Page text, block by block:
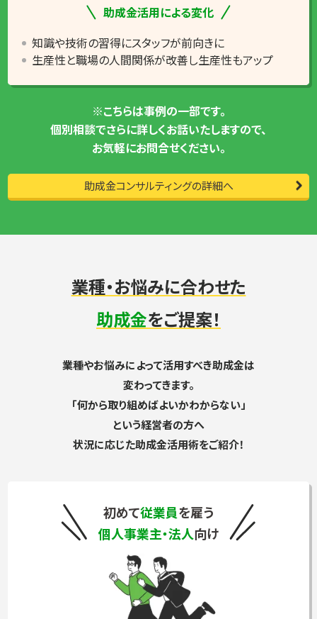
助成金活用による変化
知識や技術の習得にスタッフが前向きに
生産性と職場の人間関係が改善し生産性もアップ
※こちらは事例の一部です。
個別相談でさらに詳しくお話いたしますので、
お気軽にお問合せください。
助成金コンサルティングの詳細へ
業種・お悩みに合わせた
助成金をご提案！
業種やお悩みによって活用すべき助成金は
変わってきます。
「何から取り組めばよいかわからない」
という経営者の方へ
状況に応じた助成金活用術をご紹介！
初めて従業員を雇う
個人事業主・法人向け